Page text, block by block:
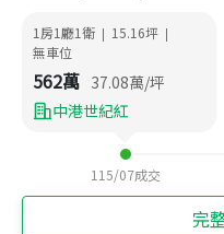
1房1廳1衛 | 15.16坪 |
無車位
562萬 37.08萬/坪
中港世紀紅
115/07成交
完